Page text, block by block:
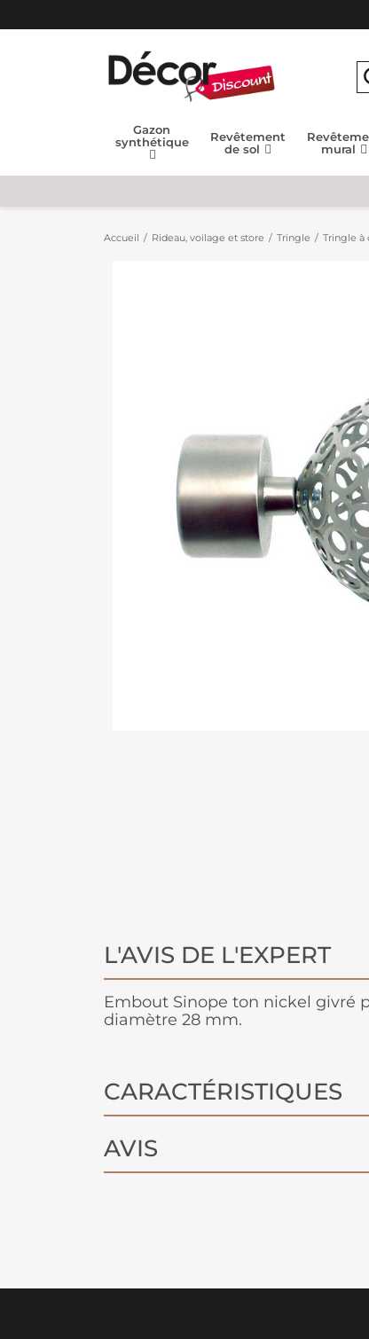
Gazon
synthétique
Revêtement
de sol
mural
Accueil Rideau, voilage et store Tringle Tringle à
L'AVIS DE L'EXPERT
Embout Sinope ton nickel givré
diamètre 28 mm.
CARACTÉRISTIQUES
AVIS